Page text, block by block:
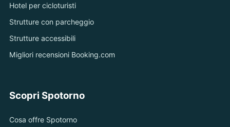
Hotel per cicloturisti
Strutture con parcheggio
Strutture accessibili
Migliori recensioni Booking.com
Scopri Spotorno
Cosa offre Spotorno